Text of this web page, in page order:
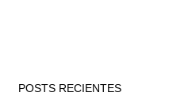
POSTS RECIENTES